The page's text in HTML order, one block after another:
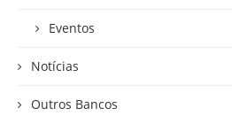
Eventos
Notícias
Outros Bancos